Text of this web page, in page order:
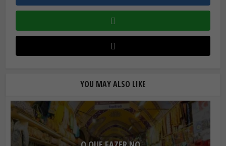
YOU MAY ALSO LIKE